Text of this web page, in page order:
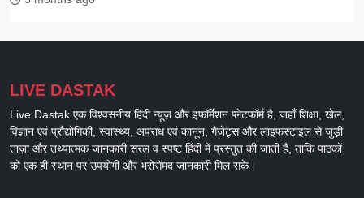
LIVE DASTAK
Live Dastak एक विश्वसनीय हिंदी न्यूज़ और इंफॉर्मेशन प्लेटफॉर्म है, जहाँ शिक्षा, खेल,
विज्ञान एवं प्रौद्योगिकी, स्वास्थ्य, अपराध एवं कानून, गैजेट्स और लाइफस्टाइल से जुड़ी
ताज़ा और तथ्यात्मक जानकारी सरल व स्पष्ट हिंदी में प्रस्तुत की जाती है, ताकि पाठकों
को एक ही स्थान पर उपयोगी और भरोसेमंद जानकारी मिल सके।